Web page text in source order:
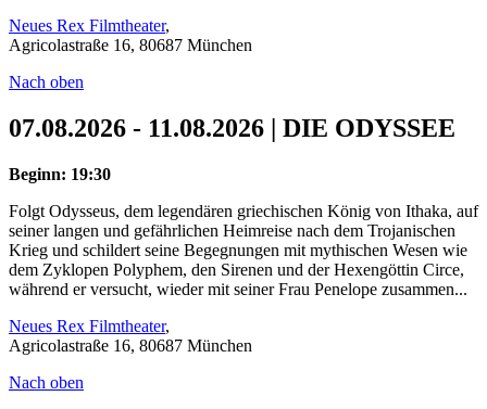
Neues Rex Filmtheater,
Agricolastraße 16, 80687 München
Nach oben
07.08.2026 - 11.08.2026 | DIE ODYSSEE
Beginn: 19:30
Folgt Odysseus, dem legendären griechischen König von Ithaka, auf
seiner langen und gefährlichen Heimreise nach dem Trojanischen
Krieg und schildert seine Begegnungen mit mythischen Wesen wie
dem Zyklopen Polyphem, den Sirenen und der Hexengöttin Circe,
während er versucht, wieder mit seiner Frau Penelope zusammen...
Neues Rex Filmtheater,
Agricolastraße 16, 80687 München
Nach oben